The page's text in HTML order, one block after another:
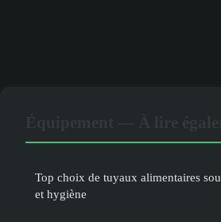
Top choix de tuyaux alimentaires
et hygiène